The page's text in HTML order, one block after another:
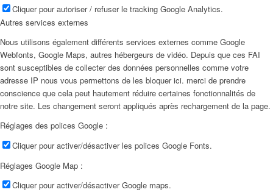
Cliquer pour autoriser / refuser le tracking Google Analytics.
Autres services externes
Nous utilisons également différents services externes comme Google
Webfonts, Google Maps, autres hébergeurs de vidéo. Depuis que ces FAI
sont susceptibles de collecter des données personnelles comme votre
adresse IP nous vous permettons de les bloquer ici. merci de prendre
conscience que cela peut hautement réduire certaines fonctionnalités de
notre site. Les changement seront appliqués après rechargement de la page.
Réglages des polices Google :
Cliquer pour activer/désactiver les polices Google Fonts.
Réglages Google Map :
Cliquer pour activer/désactiver Google maps.